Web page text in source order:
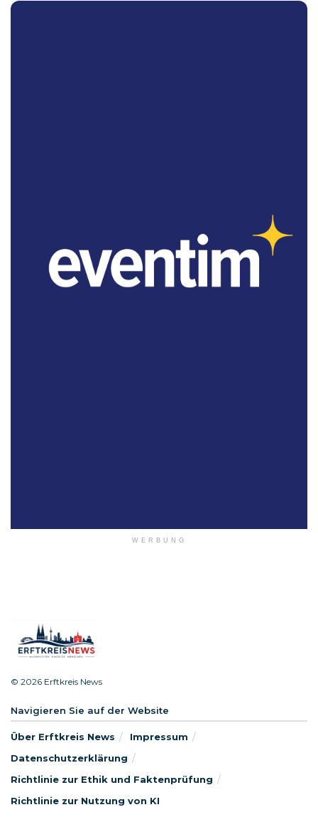
WERBUNG
© 2026 Erftkreis News
Navigieren Sie auf der Website
Über Erftkreis News
Impressum
Datenschutzerklärung
Richtlinie zur Ethik und Faktenprüfung
Richtlinie zur Nutzung von KI